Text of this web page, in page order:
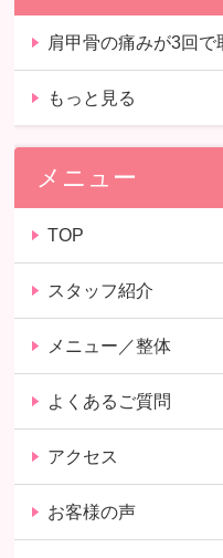
肩甲骨の痛みが3回
もっと見る
メニュー
TOP
スタッフ紹介
メニュー／整体
よくあるご質問
アクセス
お客様の声